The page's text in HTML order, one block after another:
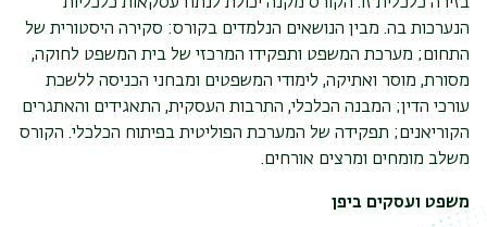
הנערכות בה. מבין הנושאים הנלמדים בקורס: סקירה היסטורית של
התחום; מערכת המשפט ותפקידו המרכזי של בית המשפט לחוקה,
מסורת, מוסר ואתיקה, לימודי המשפטים ומבחני הכניסה ללשכת
עורכי הדין; המבנה הכלכלי, התרבות העסקית, התאגידים והאתגרים
הקוריאנים; תפקידה של המערכת הפוליטית בפיתוח הכלכלי. הקורס
משלב מומחים ומרצים אורחים.
משפט ועסקים ביפן